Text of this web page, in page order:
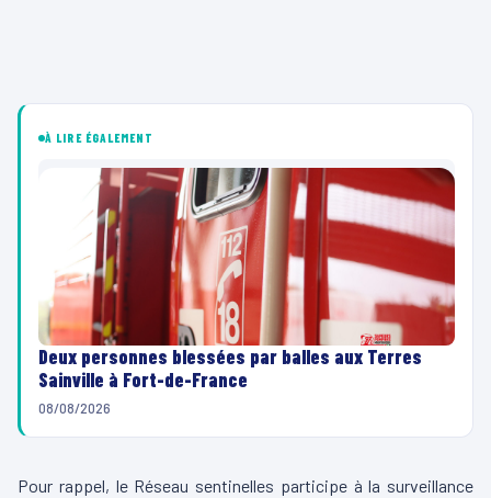
À LIRE ÉGALEMENT
Deux personnes blessées par balles aux Terres
Sainville à Fort-de-France
08/08/2026
Pour rappel, le Réseau sentinelles participe à la surveillance